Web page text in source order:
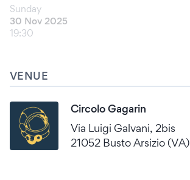
Sunday
30 Nov 2025
19:30
VENUE
Circolo Gagarin
Via Luigi Galvani, 2bis
21052 Busto Arsizio (VA)